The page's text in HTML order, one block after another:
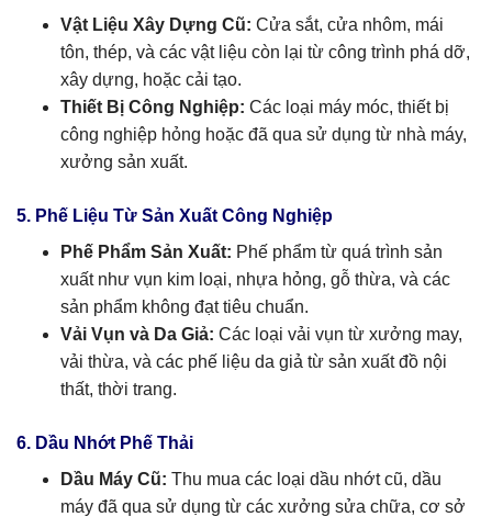
Vật Liệu Xây Dựng Cũ: Cửa sắt, cửa nhôm, mái
tôn, thép, và các vật liệu còn lại từ công trình phá dỡ,
xây dựng, hoặc cải tạo.
Thiết Bị Công Nghiệp: Các loại máy móc, thiết bị
công nghiệp hỏng hoặc đã qua sử dụng từ nhà máy,
xưởng sản xuất.
5. Phế Liệu Từ Sản Xuất Công Nghiệp
Phế Phẩm Sản Xuất: Phế phẩm từ quá trình sản
xuất như vụn kim loại, nhựa hỏng, gỗ thừa, và các
sản phẩm không đạt tiêu chuẩn.
Vải Vụn và Da Giả: Các loại vải vụn từ xưởng may,
vải thừa, và các phế liệu da giả từ sản xuất đồ nội
thất, thời trang.
6. Dầu Nhớt Phế Thải
Dầu Máy Cũ: Thu mua các loại dầu nhớt cũ, dầu
máy đã qua sử dụng từ các xưởng sửa chữa, cơ sở